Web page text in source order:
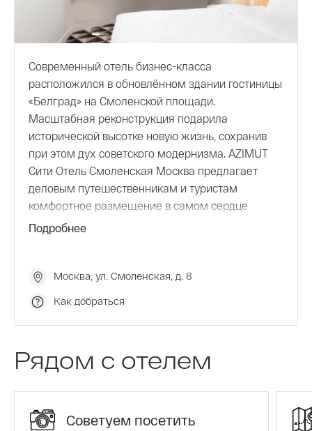
Современный отель бизнес-класса
расположился в обновлённом здании гостиницы
«Белград» на Смоленской площади.
Масштабная реконструкция подарила
исторической высотке новую жизнь, сохранив
при этом дух советского модернизма. AZIMUT
Сити Отель Смоленская Москва предлагает
деловым путешественникам и туристам
комфортное размещение в самом сердце
столицы, недалеко от Арбата и Красной
бизнес-корнер, 10 конференц-залов.
Подробнее
Москва, ул. Смоленская, д. 8
Как добраться
Рядом с отелем
Советуем посетить